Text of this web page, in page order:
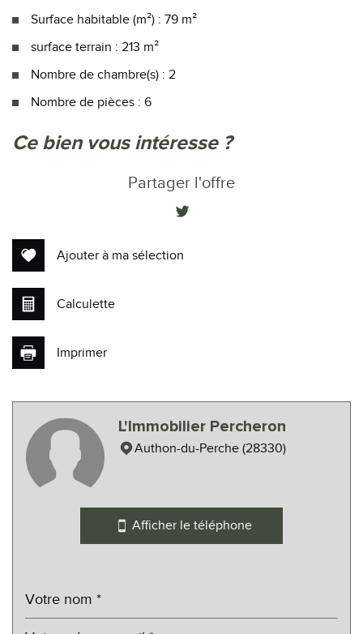
Surface habitable (m²) : 79 m²
surface terrain : 213 m²
Nombre de chambre(s) : 2
Nombre de pièces : 6
la ville de authon-du-perche (28330)
Collège
École primaire
ce bien vous intéresse ?
Partager l'offre
Ajouter à ma sélection
Calculette
Imprimer
L'Immobilier Percheron
Authon-du-Perche (28330)
Afficher le téléphone